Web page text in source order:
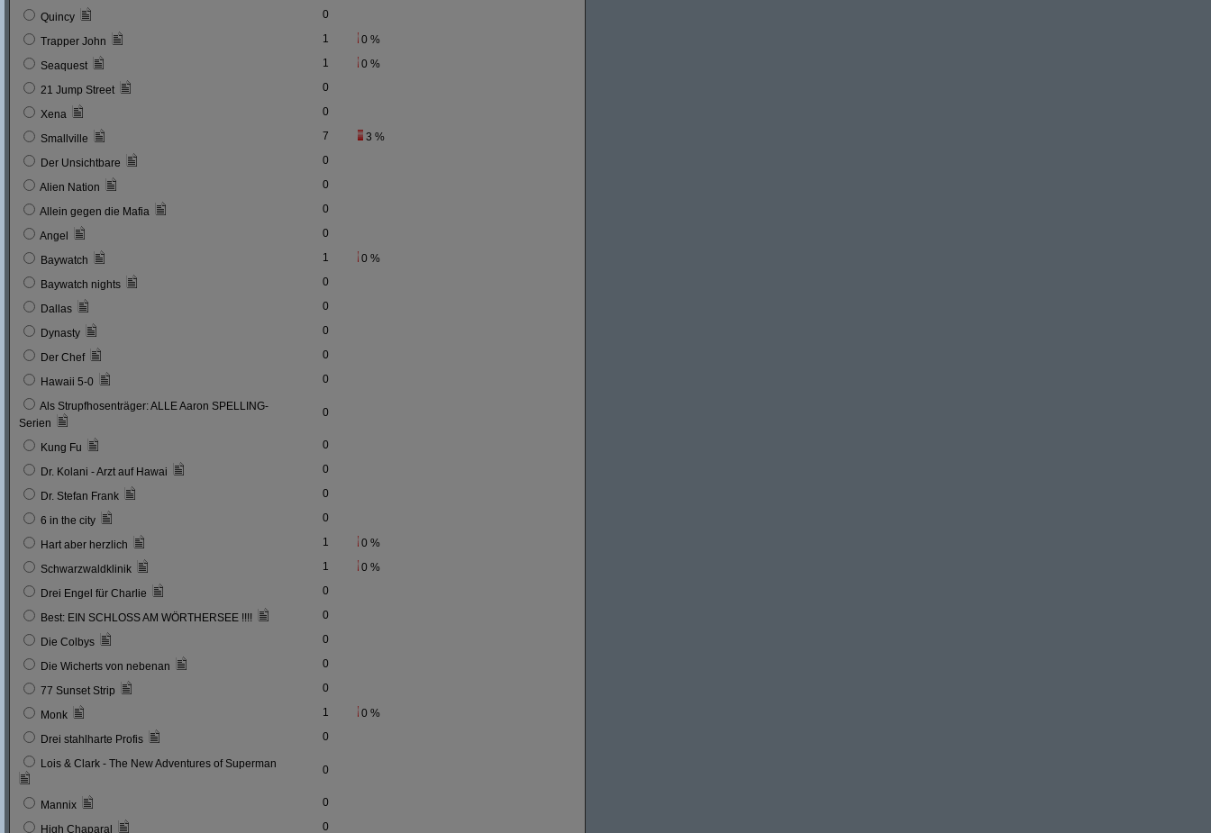
Quincy 0
Trapper John 1 0 %
Seaquest 1 0 %
21 Jump Street 0
Xena 0
Smallville 7 3 %
Der Unsichtbare 0
Alien Nation 0
Allein gegen die Mafia 0
Angel 0
Baywatch 1 0 %
Baywatch nights 0
Dallas 0
Dynasty 0
Der Chef 0
Hawaii 5-0 0
Als Strupfhosenträger: ALLE Aaron SPELLING-
Serien
0
Kung Fu 0
Dr. Kolani - Arzt auf Hawai 0
Dr. Stefan Frank 0
6 in the city 0
Hart aber herzlich 1 0 %
Schwarzwaldklinik 1 0 %
Drei Engel für Charlie 0
Best: EIN SCHLOSS AM WÖRTHERSEE !!!! 0
Die Colbys 0
Die Wicherts von nebenan 0
77 Sunset Strip 0
Monk 1 0 %
Drei stahlharte Profis 0
Lois & Clark - The New Adventures of Superman 0
Mannix 0
High Chaparal 0